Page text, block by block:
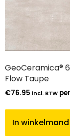
GeoCeramica®
Flow Taupe
€76.95 incl. BTW
In winkelmand